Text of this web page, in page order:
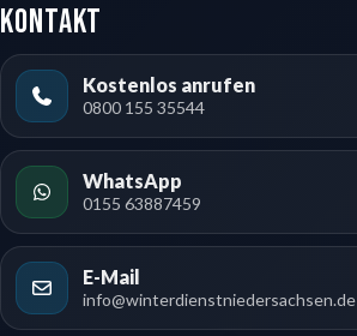
Kontakt
Kostenlos anrufen
0800 155 35544
WhatsApp
0155 63887459
E-Mail
info@winterdienstniedersachsen.de